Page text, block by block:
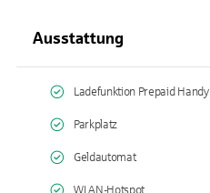
Ausstattung
Ladefunktion Prepaid Handy
Parkplatz
Geldautomat
WLAN-Hotspot